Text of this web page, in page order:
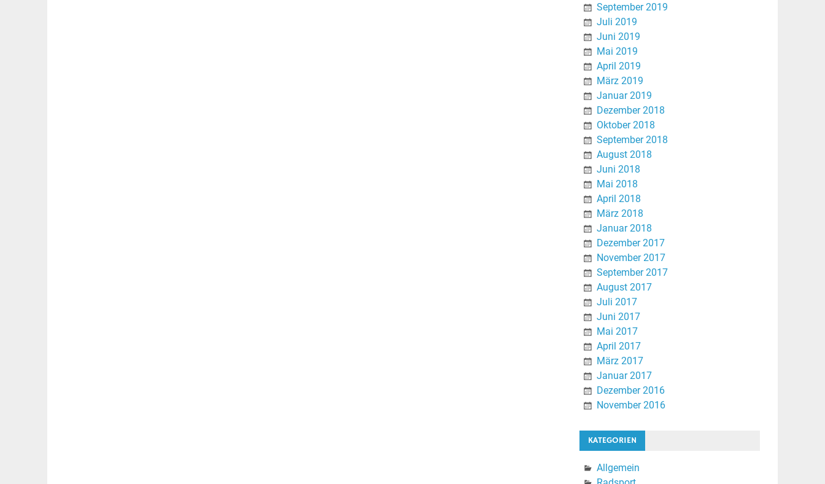
September 2019
Juli 2019
Juni 2019
Mai 2019
April 2019
März 2019
Januar 2019
Dezember 2018
Oktober 2018
September 2018
August 2018
Juni 2018
Mai 2018
April 2018
März 2018
Januar 2018
Dezember 2017
November 2017
September 2017
August 2017
Juli 2017
Juni 2017
Mai 2017
April 2017
März 2017
Januar 2017
Dezember 2016
November 2016
KATEGORIEN
Allgemein